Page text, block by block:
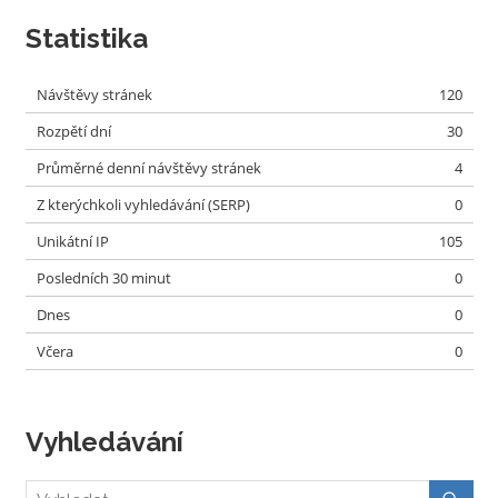
Statistika
Návštěvy stránek
120
Rozpětí dní
30
Průměrné denní návštěvy stránek
4
Z kterýchkoli vyhledávání (SERP)
0
Unikátní IP
105
Posledních 30 minut
0
Dnes
0
Včera
0
Vyhledávání